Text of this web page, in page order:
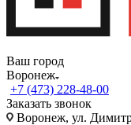
Ваш город
Воронеж
+7 (473) 228-48-00
Заказать звонок
Воронеж, ул.